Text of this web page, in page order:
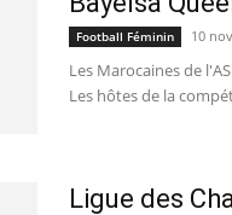
Football Féminin 10
Les Marocaines de
Les hôtes de la
Ligue des